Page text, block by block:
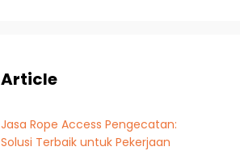
Article
Jasa Rope Access Pengecatan:
Solusi Terbaik untuk Pekerjaan